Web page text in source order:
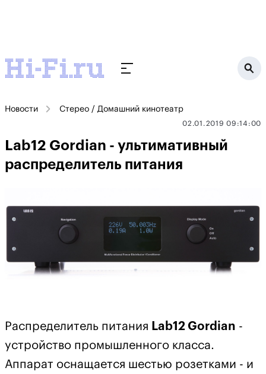
Новости Стерео / Домашний кинотеатр
02.01.2019 09:14:00
Lab12 Gordian - ультимативный
распределитель питания
Распределитель питания Lab12 Gordian -
устройство промышленного класса.
Аппарат оснащается шестью розетками - и